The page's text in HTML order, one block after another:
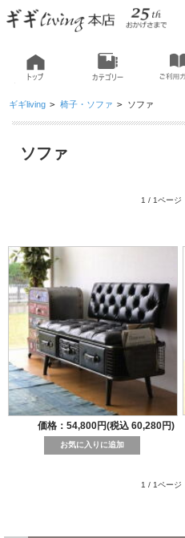
ギギliving > 椅子・ソファ > ソファ
ソファ
1 / 1ページ
価格：54,800円(税込 60,280円)
1 / 1ページ